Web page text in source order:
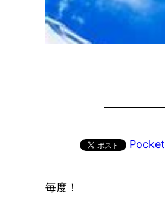
Pocket
毎度！